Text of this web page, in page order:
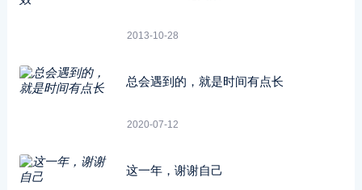
2013-10-28
总会遇到的，就是时间有点长
2020-07-12
这一年，谢谢自己